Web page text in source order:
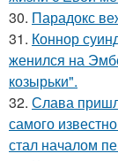
30. Парадокс
31. Коннор
женился на
козырьки".
32. Слава
самого
стал началом